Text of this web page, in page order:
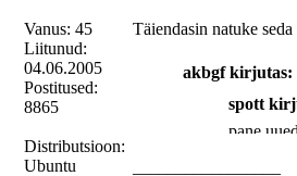
Vanus: 45
Liitunud:
04.06.2005
Postitused:
8865
Distributsioon:
Ubuntu
Täiendasin natuke
akbgf kirjutas:
spott
pane